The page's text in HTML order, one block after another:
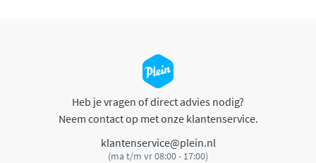
Heb je vragen of direct advies nodig?
Neem contact op met onze klantenservice.
klantenservice@plein.nl
(ma t/m vr 08:00 - 17:00)